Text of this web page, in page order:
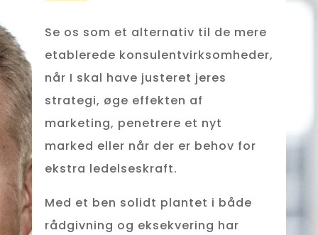
Se os som et alternativ til de mere
etablerede konsulentvirksomheder,
når I skal have justeret jeres
strategi, øge effekten af
marketing, penetrere et nyt
marked eller når der er behov for
ekstra ledelseskraft.
Med et ben solidt plantet i både
rådgivning og eksekvering har